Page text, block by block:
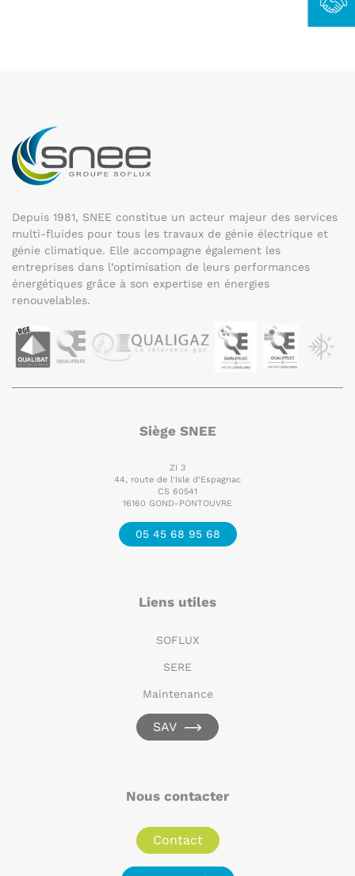
Depuis 1981, SNEE constitue un acteur majeur des services
multi-fluides pour tous les travaux de génie électrique et
génie climatique. Elle accompagne également les
entreprises dans l’optimisation de leurs performances
énergétiques grâce à son expertise en énergies
renouvelables.
Siège SNEE
ZI 3
44, route de l’Isle d’Espagnac
CS 60541
16160 GOND-PONTOUVRE
05 45 68 95 68
Liens utiles
SOFLUX
SERE
Maintenance
SAV
Nous contacter
Contact